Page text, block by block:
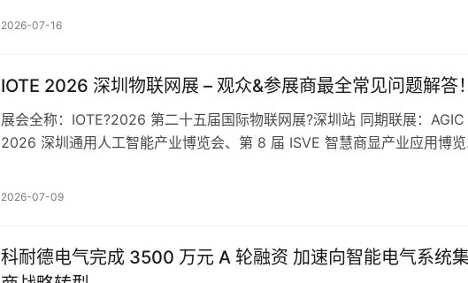
站，联合AGIC通用人工智能展、ISVE智慧商显展，以及法兰克福展览集团
2026-07-16
IOTE 2026 深圳物联网展 – 观众&参展商最全常见问题解答！
展会全称：IOTE?2026 第二十五届国际物联网展?深圳站 同期联展：AGIC
2026 深圳通用人工智能产业博览会、第 8 届 ISVE 智慧商显产业应用博览
新馆，9/10/11/12 四大展馆，8 万㎡展览面积） 展会规模：1000家+全球参
2026-07-09
科耐德电气完成 3500 万元 A 轮融资 加速向智能电气系统